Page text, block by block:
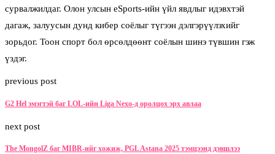
сурвалжилдаг. Олон улсын eSports-ийн үйл явдлыг идэвхтэй
дагаж, залуусын дунд кибер соёлыг түгээн дэлгэрүүлэхийг
зорьдог. Тоон спорт бол өрсөлдөөнт соёлын шинэ түвшин гэж
үздэг.
previous post
G2 Hel эмэгтэй баг LOL-ийн Liga Nexo-д оролцох эрх авлаа
next post
The MongolZ баг MIBR-ийг хожиж, PGL Astana 2025 тэмцээнд дэвшлээ